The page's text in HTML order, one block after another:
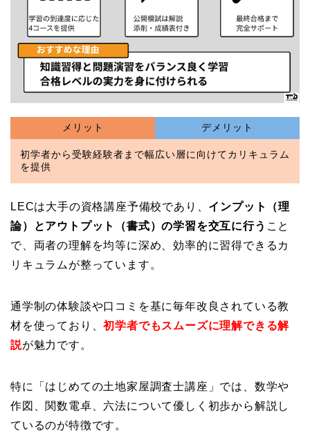
メリット デメリット
初学者から受験経験者まで幅広い層に向けてカリキュラム
を提供
LECは大手の資格講座予備校であり、 インプット（理
論）とアウトプット（書式）の学習を交互に行う こと
で、両者の理解を均等に深め、効率的に習得できるカ
リキュラムが整っています。
通学制の体験談や口コミを基に毎年改良されている教
材を使っており、初学者でもスムーズに理解できる解
説が魅力です。
特に「はじめての土地家屋調査士講座」では、数学や
作図、関数電卓、六法について優しく初歩から解説し
ているのが特徴です。